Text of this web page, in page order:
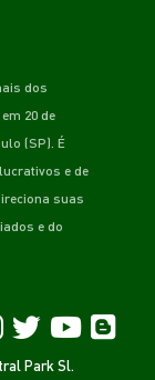
dos
20 de
(SP). É
e de
suas
e do
Park Sl.